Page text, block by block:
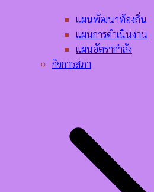
แผนพัฒนาท้องถิ่น
แผนการดำเนินงาน
แผนอัตรากำลัง
กิจการสภา